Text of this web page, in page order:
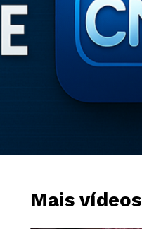
Mais vídeos